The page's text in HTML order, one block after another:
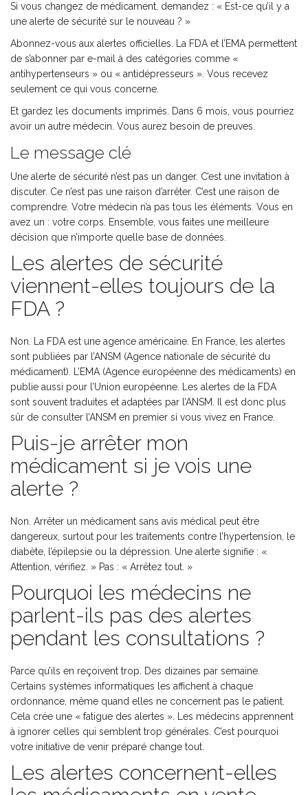
Si vous changez de médicament, demandez : « Est-ce qu’il y a
une alerte de sécurité sur le nouveau ? »
Abonnez-vous aux alertes officielles. La FDA et l’EMA permettent
de s’abonner par e-mail à des catégories comme «
antihypertenseurs » ou « antidépresseurs ». Vous recevez
seulement ce qui vous concerne.
Et gardez les documents imprimés. Dans 6 mois, vous pourriez
avoir un autre médecin. Vous aurez besoin de preuves.
Le message clé
Une alerte de sécurité n’est pas un danger. C’est une invitation à
discuter. Ce n’est pas une raison d’arrêter. C’est une raison de
comprendre. Votre médecin n’a pas tous les éléments. Vous en
avez un : votre corps. Ensemble, vous faites une meilleure
décision que n’importe quelle base de données.
Les alertes de sécurité
viennent-elles toujours de la
FDA ?
Non. La FDA est une agence américaine. En France, les alertes
sont publiées par l’ANSM (Agence nationale de sécurité du
médicament). L’EMA (Agence européenne des médicaments) en
publie aussi pour l’Union européenne. Les alertes de la FDA
sont souvent traduites et adaptées par l’ANSM. Il est donc plus
sûr de consulter l’ANSM en premier si vous vivez en France.
Puis-je arrêter mon
médicament si je vois une
alerte ?
Non. Arrêter un médicament sans avis médical peut être
dangereux, surtout pour les traitements contre l’hypertension, le
diabète, l’épilepsie ou la dépression. Une alerte signifie : «
Attention, vérifiez. » Pas : « Arrêtez tout. »
Pourquoi les médecins ne
parlent-ils pas des alertes
pendant les consultations ?
Parce qu’ils en reçoivent trop. Des dizaines par semaine.
Certains systèmes informatiques les affichent à chaque
ordonnance, même quand elles ne concernent pas le patient.
Cela crée une « fatigue des alertes ». Les médecins apprennent
à ignorer celles qui semblent trop générales. C’est pourquoi
votre initiative de venir préparé change tout.
Les alertes concernent-elles